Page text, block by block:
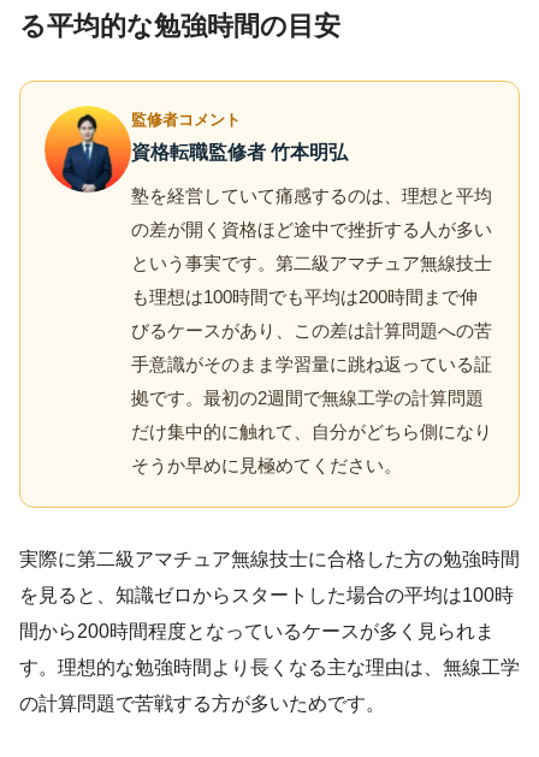
る平均的な勉強時間の目安
監修者コメント
資格転職監修者 竹本明弘
塾を経営していて痛感するのは、理想と平均
の差が開く資格ほど途中で挫折する人が多い
という事実です。第二級アマチュア無線技士
も理想は100時間でも平均は200時間まで伸
びるケースがあり、この差は計算問題への苦
手意識がそのまま学習量に跳ね返っている証
拠です。最初の2週間で無線工学の計算問題
だけ集中的に触れて、自分がどちら側になり
そうか早めに見極めてください。
実際に第二級アマチュア無線技士に合格した方の勉強時間
を見ると、知識ゼロからスタートした場合の平均は100時
間から200時間程度となっているケースが多く見られま
す。理想的な勉強時間より長くなる主な理由は、無線工学
の計算問題で苦戦する方が多いためです。